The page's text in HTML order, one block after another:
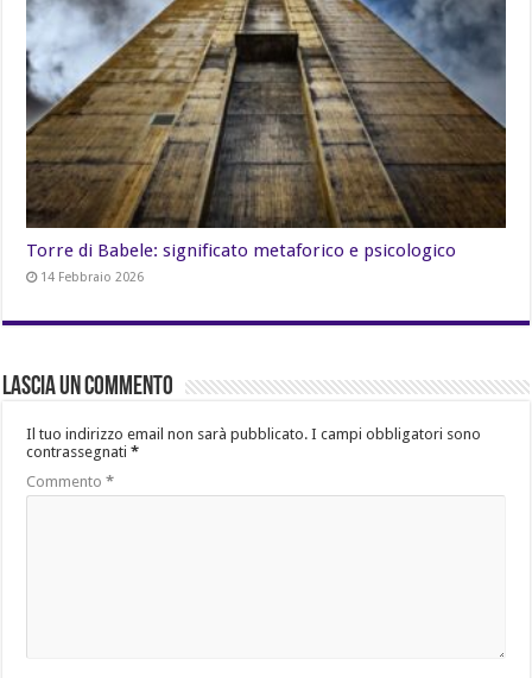
Torre di Babele: significato metaforico e psicologico
14 Febbraio 2026
Lascia un commento
Il tuo indirizzo email non sarà pubblicato. I campi obbligatori sono
contrassegnati*
Commento*